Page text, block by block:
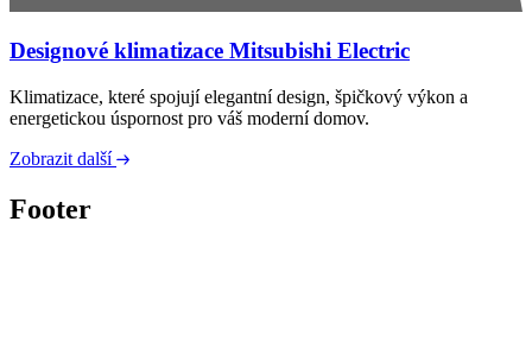
Designové klimatizace Mitsubishi Electric
Klimatizace, které spojují elegantní design, špičkový výkon a
energetickou úspornost pro váš moderní domov.
Zobrazit další
Footer